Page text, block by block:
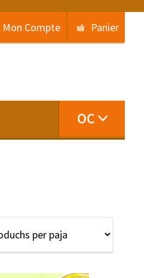
Mon Compte Panier
OC